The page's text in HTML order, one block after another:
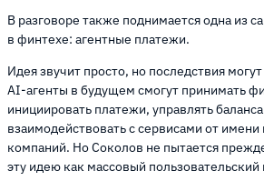
В разговоре также поднимается одна из
в финтехе: агентные платежи.
Идея звучит просто, но последствия
AI-агенты в будущем смогут принимать
инициировать платежи, управлять
взаимодействовать с сервисами от имени
компаний. Но Соколов не пытается
эту идею как массовый пользовательский